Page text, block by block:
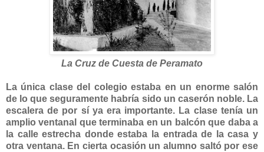
La Cruz de Cuesta de Peramato
La única clase del colegio estaba en un enorme salón
de lo que seguramente habría sido un caserón noble. La
escalera de por sí ya era importante. La clase tenía un
amplio ventanal que terminaba en un balcón que daba a
la calle estrecha donde estaba la entrada de la casa y
otra ventana. En cierta ocasión un alumno saltó por ese